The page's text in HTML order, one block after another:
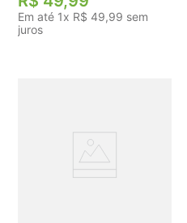
Em até 1x R$ 49,99 sem
juros